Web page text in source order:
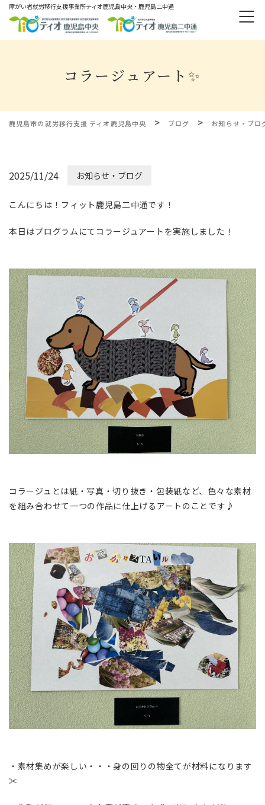
障がい者就労移⾏⽀援事業所ティオ⿅児島中央・鹿児島二中通
コラージュアート✨
鹿児島市の就労移行支援 ティオ鹿児島中央 > ブログ > お知らせ・ブロ
2025/11/24 お知らせ・ブログ
こんにちは！フィット鹿児島二中通です！
本日はプログラムにてコラージュアートを実施しました！
コラージュとは紙・写真・切り抜き・包装紙など、色々な素材
を組み合わせて一つの作品に仕上げるアートのことです♪
・素材集めが楽しい・・・身の回りの物全てが材料になります
✂